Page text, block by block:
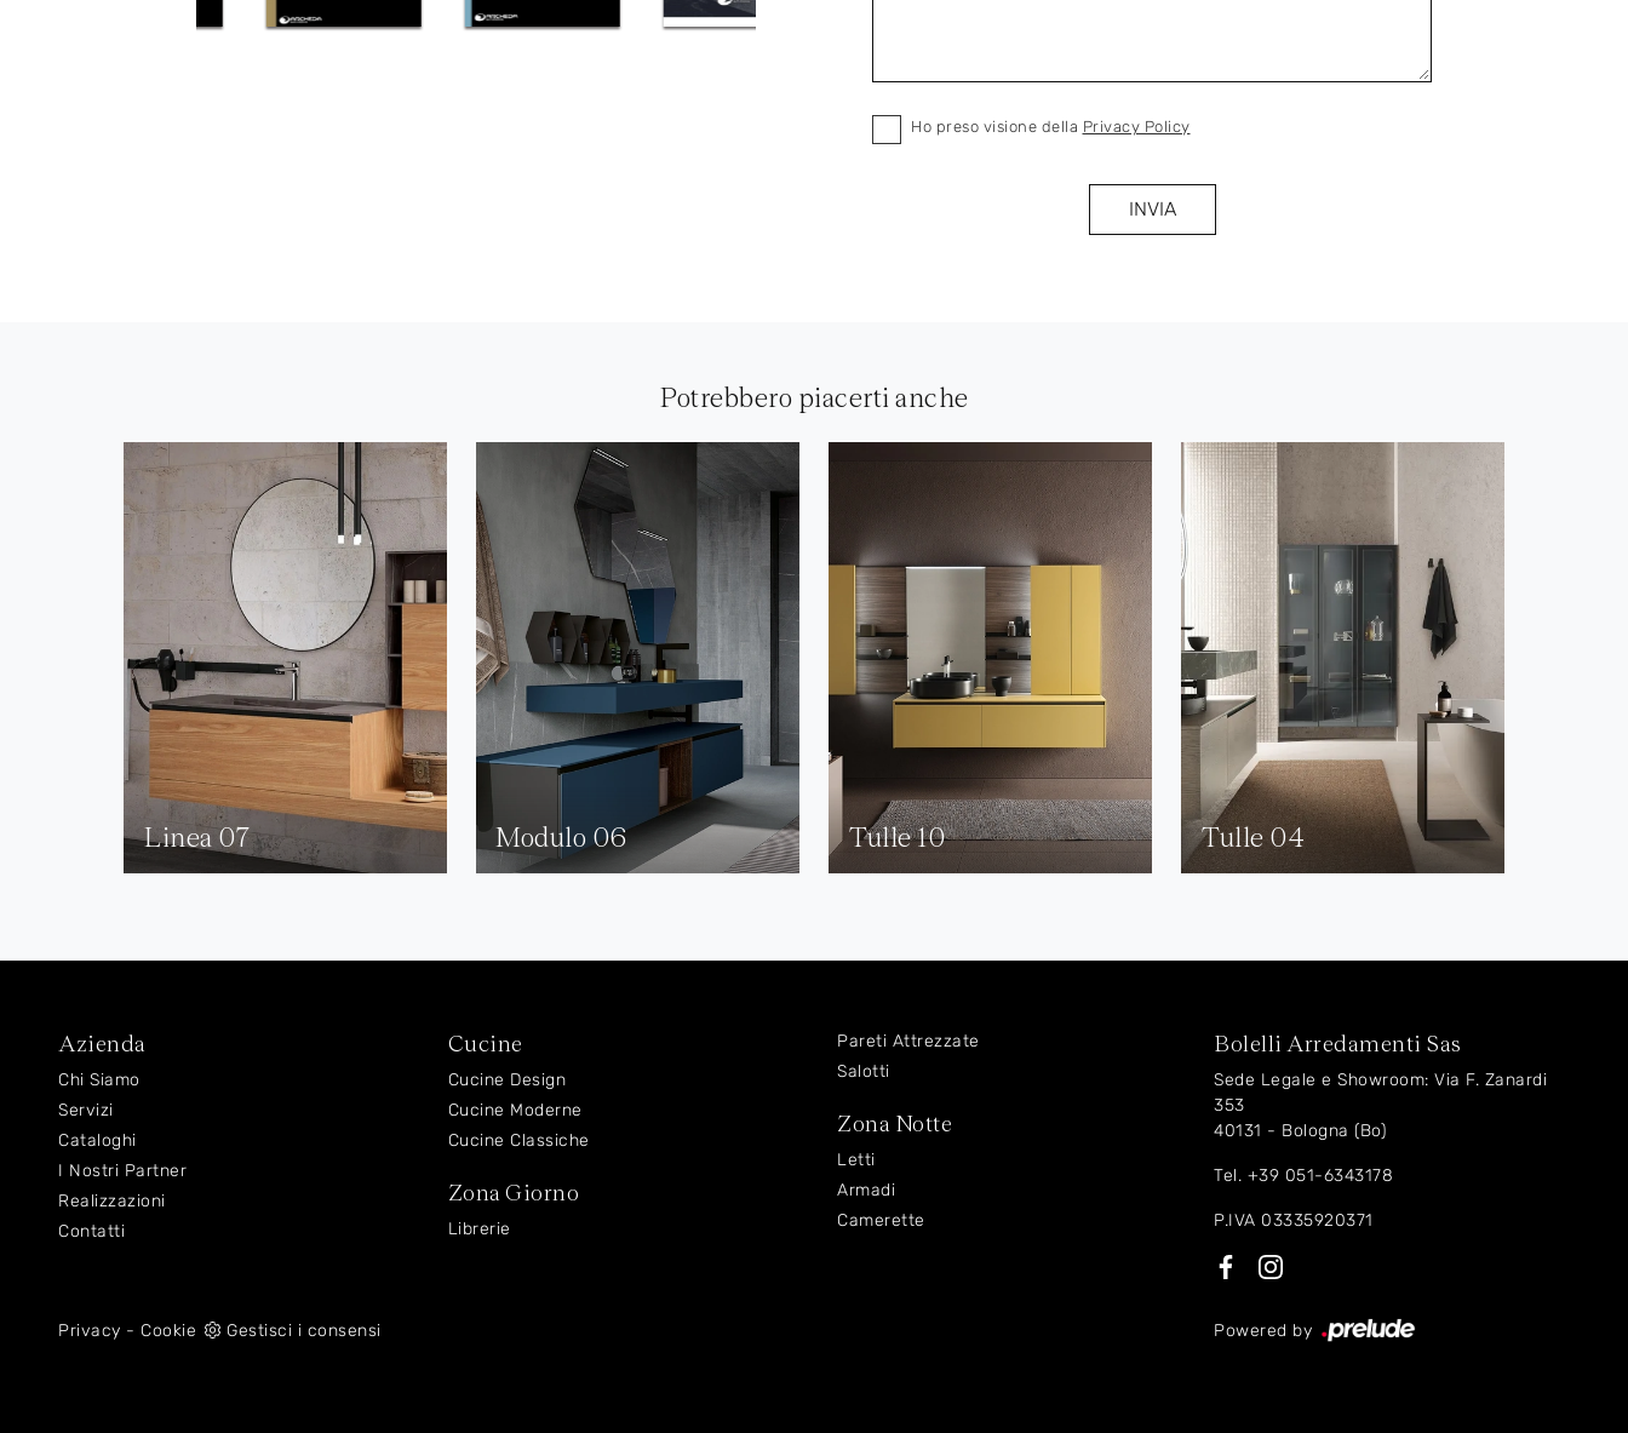
Ho preso visione della Privacy Policy
INVIA
Potrebbero piacerti anche
Linea 07 Modulo 06 Tulle 10 Tulle 04
Azienda
Chi Siamo
Servizi
Cataloghi
I Nostri Partner
Realizzazioni
Contatti
Cucine
Cucine Design
Cucine Moderne
Cucine Classiche
Zona Giorno
Librerie
Pareti Attrezzate
Salotti
Zona Notte
Letti
Armadi
Camerette
Bolelli Arredamenti Sas
Sede Legale e Showroom: Via F. Zanardi
353
40131 - Bologna (Bo)
Tel. +39 051-6343178
P.IVA 03335920371
Privacy - Cookie Gestisci i consensi Powered by